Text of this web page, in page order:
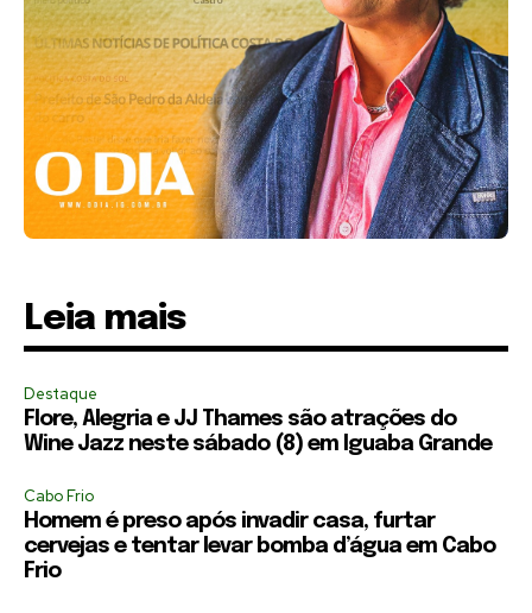
Leia mais
Destaque
Flore, Alegria e JJ Thames são atrações do
Wine Jazz neste sábado (8) em Iguaba Grande
Cabo Frio
Homem é preso após invadir casa, furtar
cervejas e tentar levar bomba d’água em Cabo
Frio